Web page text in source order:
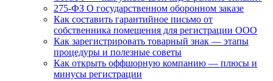
275-ФЗ О государственном оборонном заказе
Как составить гарантийное письмо от
собственника помещения для регистрации ООО
Как зарегистрировать товарный знак — этапы
процедуры и полезные советы
Как открыть оффшорную компанию — плюсы и
минусы регистрации